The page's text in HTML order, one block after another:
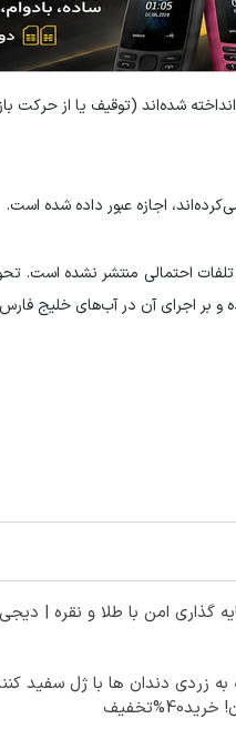
احتمالی منتشر نشده است.
و بر اجرای آن در آب‌های خلیج
گذاری امن با طلا و نقره | دیجی
به زردی دندان ها با ژل سفید